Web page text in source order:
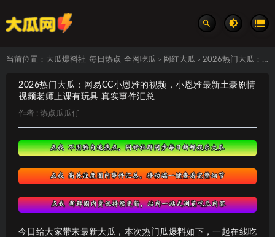
当前位置： 大瓜爆料社-每日热点-全网吃瓜 > 网红大瓜 > 2026热门大瓜：网易CC小恩雅的视频，小恩雅最新土豪剧情视频老师上课有玩具 真实事件汇总
2026热门大瓜：网易CC小恩雅的视频，小恩雅最新土豪剧情
视频老师上课有玩具 真实事件汇总
作者 : 热点瓜瓜仔
今日给大家带来最新大瓜，本次热门瓜爆料如下，一起在线吃